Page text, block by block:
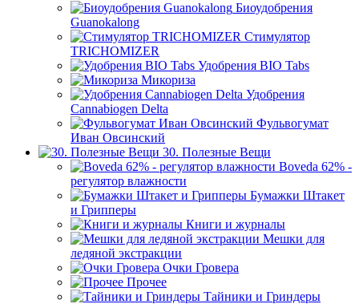
Биоудобрения
Guanokalong
Стимулятор
TRICHOMIZER
Удобрения BIO Tabs
Микориза
Удобрения
Cannabiogen Delta
Фульвогумат
Иван Овсинский
30. Полезные Вещи
Boveda 62% -
регулятор влажности
Бумажки Штакет
и Грипперы
Книги и журналы
Мешки для
ледяной экстракции
Очки Гровера
Прочее
Тайники и Гриндеры